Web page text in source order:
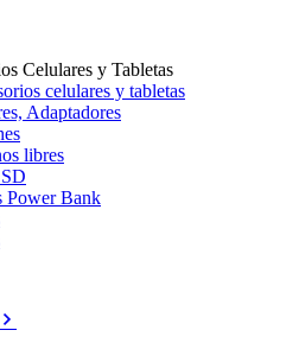
Celulares y Tabletas
celulares y tabletas
Adaptadores
libres
Power Bank